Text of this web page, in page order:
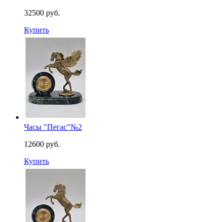
32500 руб.
Купить
Часы "Пегас"№2
12600 руб.
Купить